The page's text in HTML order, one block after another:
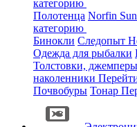
категорию
Полотенца Norfin
категорию
Бинокли Следопыт
Одежда для рыбалки
Толстовки,
наколенники
Почвобуры Тонар